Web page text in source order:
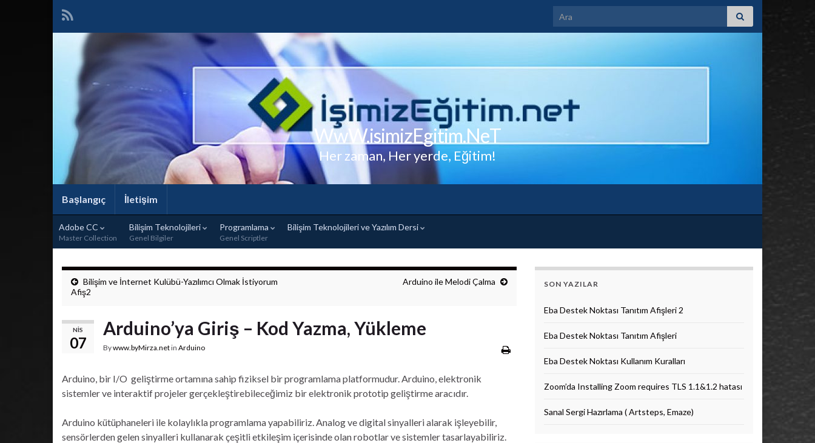
Search for:
WwW.isimizEgitim.NeT
Her zaman, Her yerde, Eğitim!
Başlangıç İletişim
Adobe CC
Master Collection
Bilişim Teknolojileri
Genel Bilgiler
Programlama
Genel Scriptler
Bilişim Teknolojileri ve Yazılım Dersi
Bilişim ve İnternet Kulübü-Yazılımcı Olmak İstiyorum
Afiş2
Arduino ile Melodi Çalma
NIS
07
Arduino’ya Giriş – Kod Yazma, Yükleme
Bywww.byMirza.netin Arduino
Arduino, bir I/O geliştirme ortamına sahip fiziksel bir programlama platformudur. Arduino, elektronik
sistemler ve interaktif projeler gerçekleştirebileceğimiz bir elektronik prototip geliştirme aracıdır.
Arduino kütüphaneleri ile kolaylıkla programlama yapabiliriz. Analog ve digital sinyalleri alarak işleyebilir,
sensörlerden gelen sinyalleri kullanarak çeşitli etkileşim içerisinde olan robotlar ve sistemler tasarlayabiliriz.
SON YAZILAR
Eba Destek Noktası Tanıtım Afişleri 2
Eba Destek Noktası Tanıtım Afişleri
Eba Destek Noktası Kullanım Kuralları
Zoom’da Installing Zoom requires TLS 1.1&1.2 hatası
Sanal Sergi Hazırlama ( Artsteps, Emaze)